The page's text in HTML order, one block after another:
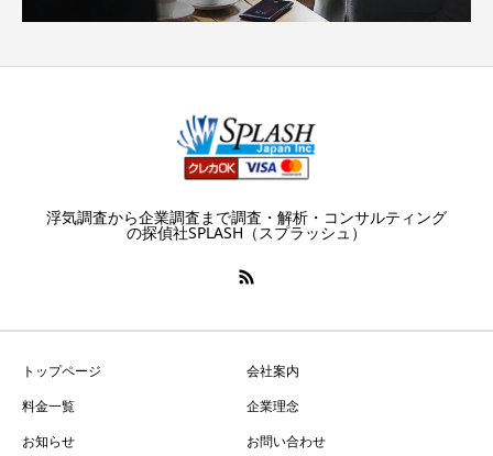
浮気調査から企業調査まで調査・解析・コンサルティング
の探偵社SPLASH（スプラッシュ）
トップページ
会社案内
料金一覧
企業理念
お知らせ
お問い合わせ